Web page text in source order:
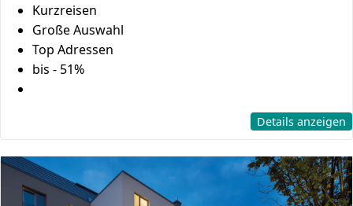
Kurzreisen
Große Auswahl
Top Adressen
bis - 51%
Details anzeigen